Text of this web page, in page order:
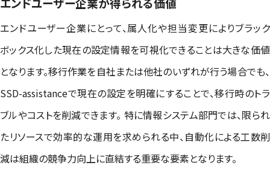
エンドユーザー企業にとって、属人化や担当変更によりブラック
ボックス化した現在の設定情報を可視化できることは大きな価値
となります。移行作業を自社または他社のいずれが行う場合でも、
SSD-assistanceで現在の設定を明確にすることで、移行時のトラ
ブルやコストを削減できます。 特に情報システム部門では、限られ
たリソースで効率的な運用を求められる中、自動化による工数削
減は組織の競争力向上に直結する重要な要素となります。